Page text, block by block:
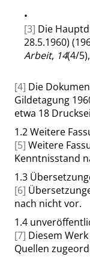
•
[3] Die
28.5.1960)
Arbeit, 14(4/
[4] Die
Gildetagung
etwa 18
1.2Weitere
[5] Weitere
Kenntnisstand
1.3
[6]
nach nicht vor.
1.4
[7] Diesem
Quellen